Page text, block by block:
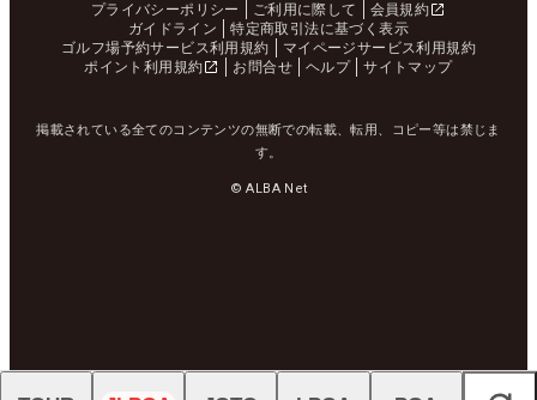
プライバシーポリシー
ご利用に際して
会員規約
ガイドライン
特定商取引法に基づく表示
ゴルフ場予約サービス利用規約
マイページサービス利用規約
ポイント利用規約
お問合せ ヘルプ サイトマップ
掲載されている全てのコンテンツの無断での転載、転用、コピー等は禁じま
す。
© ALBA Net